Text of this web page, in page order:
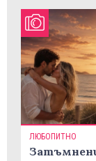
ЛЮБОПИТНО